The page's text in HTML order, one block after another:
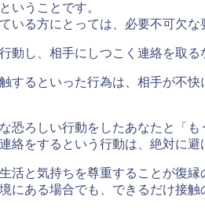
ということです。
いる方にとっては、必要不可欠な
動し、相手にしつこく連絡を取
するといった行為は、相手が不
恐ろしい行動をしたあなたと「
絡をするという行動は、絶対に避
活と気持ちを尊重することが復縁
にある場合でも、できるだけ接触